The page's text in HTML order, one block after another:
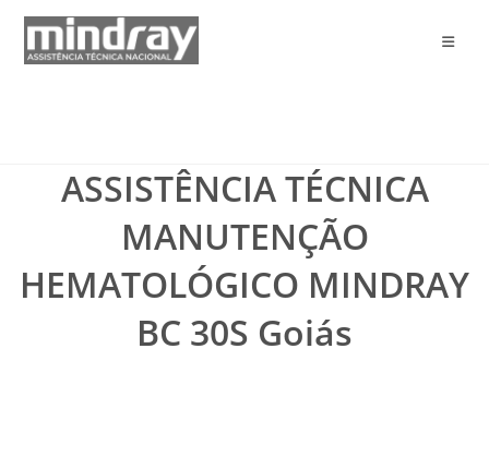
ASSISTÊNCIA TÉCNICA
MANUTENÇÃO
HEMATOLÓGICO MINDRAY
BC 30S Goiás